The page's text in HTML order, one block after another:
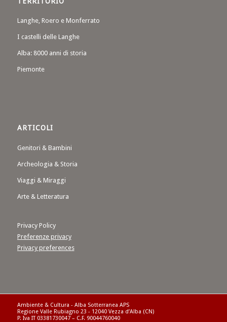
Langhe, Roero e Monferrato
I castelli delle Langhe
Alba: 8000 anni di storia
Piemonte
ARTICOLI
Genitori & Bambini
Archeologia & Storia
Viaggi & Miraggi
Arte & Letteratura
Privacy Policy
Preferenze privacy
Privacy preferences
Ambiente & Cultura - Alba Sotterranea APS
Regione Valle Rubiagno 23 - 12040 Vezza d’Alba (CN)
P. Iva IT 03381730047 – C.F. 90044760040